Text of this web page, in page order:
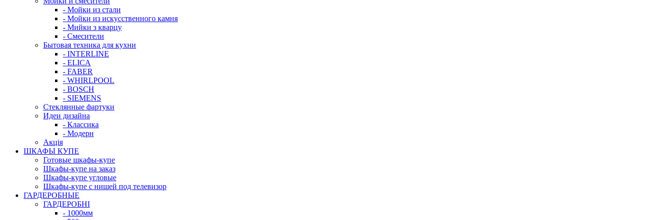
- Мойки из стали
- Мойки из искусственного камня
- Мийки з кварцу
- Смесители
Бытовая техника для кухни
- INTERLINE
- ELICA
- FABER
- WHIRLPOOL
- BOSCH
- SIEMENS
Стеклянные фартуки
Идеи дизайна
- Класcика
- Модерн
Акція
ШКАФЫ КУПЕ
Готовые шкафы-купе
Шкафы-купе на заказ
Шкафы-купе угловые
Шкафы-купе с нишей под телевизор
ГАРДЕРОБНЫЕ
ГАРДЕРОБНІ
- 1000мм